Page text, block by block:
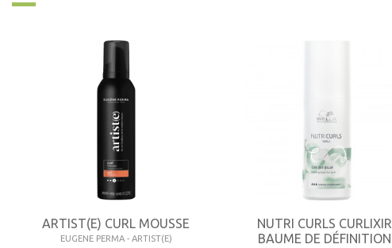
ARTIST(E) CURL MOUSSE
EUGENE PERMA - ARTIST(E)
NUTRI CURLS CURLIXIR
BAUME DE DÉFINITION